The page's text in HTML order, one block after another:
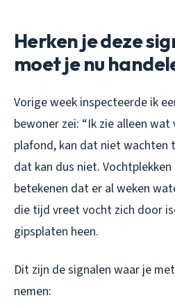
Herken je deze
moet je nu
Vorige week inspecteerde ik
bewoner zei: “Ik zie alleen
plafond, kan dat niet wachten
dat kan dus niet.
betekenen dat er al weken
die tijd vreet vocht zich door
gipsplaten heen.
Dit zijn de signalen waar je
nemen: